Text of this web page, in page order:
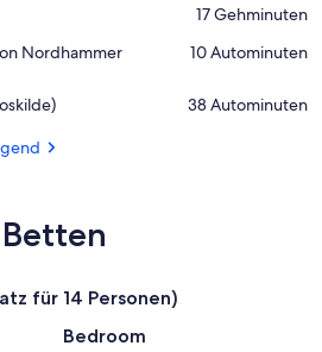
‪17 Gehminuten‬
Nordhammer
‪10 Autominuten‬
‪38 Autominuten‬
für 14 Personen)
Bedroom